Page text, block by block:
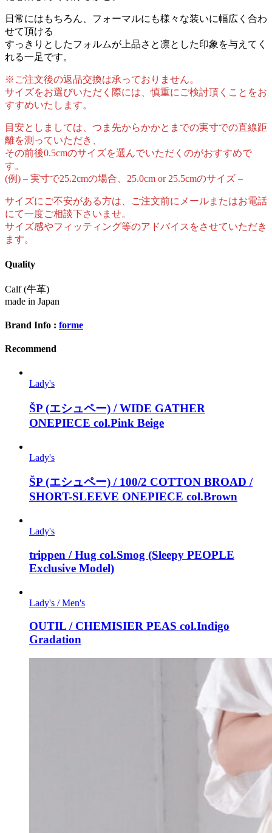
日常にはもちろん、フォーマルにも様々な装いに幅広く合わ
せて頂ける
すっきりとしたフォルムが上品さと凛とした印象を与えてく
れる一足です。
※ご注文後の返品交換は承っておりません。
サイズをお選びいただく際には、慎重にご検討頂くことをお
すすめいたします。
目安としましては、つま先からかかとまでの実寸での直線距
離を測っていただき、
その前後0.5cmのサイズを選んでいただくのがおすすめで
す。
(例) – 実寸で25.2cmの場合、25.0cm or 25.5cmのサイズ –
サイズにご不安がある方は、ご注文前にメールまたはお電話
にて一度ご相談下さいませ。
サイズ感やフィッティング等のアドバイスをさせていただき
ます。
Quality
Calf (牛革)
made in Japan
Brand Info : forme
Recommend
Lady's
ŠP (エシュペー) / WIDE GATHER
ONEPIECE col.Pink Beige
Lady's
ŠP (エシュペー) / 100/2 COTTON BROAD /
SHORT-SLEEVE ONEPIECE col.Brown
Lady's
trippen / Hug col.Smog (Sleepy PEOPLE
Exclusive Model)
Lady's / Men's
OUTIL / CHEMISIER PEAS col.Indigo
Gradation